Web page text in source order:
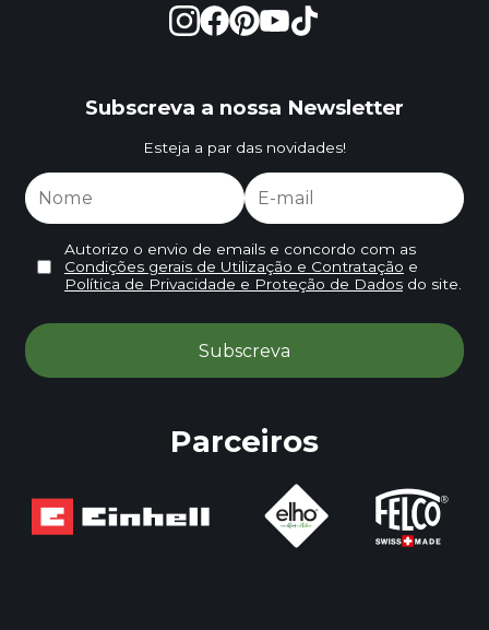
Subscreva a nossa Newsletter
Esteja a par das novidades!
Autorizo o envio de emails e concordo com as
Condições gerais de Utilização e Contratação e
Política de Privacidade e Proteção de Dadosdo site.
Parceiros